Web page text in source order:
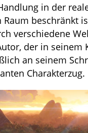
in der
Raum beschränkt
verschiedene
der in seinem
an seinem
Charakterzug.